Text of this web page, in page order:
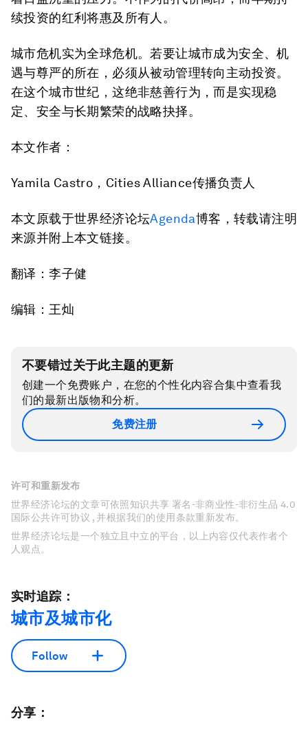
续投资的红利将惠及所有人。
城市危机实为全球危机。若要让城市成为安全、机
遇与尊严的所在，必须从被动管理转向主动投资。
在这个城市世纪，这绝非慈善行为，而是实现稳
定、安全与长期繁荣的战略抉择。
本文作者：
Yamila Castro，Cities Alliance传播负责人
本文原载于世界经济论坛Agenda博客，转载请注明
来源并附上本文链接。
翻译：李子健
编辑：王灿
不要错过关于此主题的更新
创建一个免费账户，在您的个性化内容合集中查看我
们的最新出版物和分析。
免费注册
许可和重新发布
世界经济论坛的文章可依照知识共享 署名-非商业性-非衍生品 4.0
国际公共许可协议 , 并根据我们的使用条款重新发布。
世界经济论坛是一个独立且中立的平台，以上内容仅代表作者个
人观点。
实时追踪：
城市及城市化
Follow
分享：